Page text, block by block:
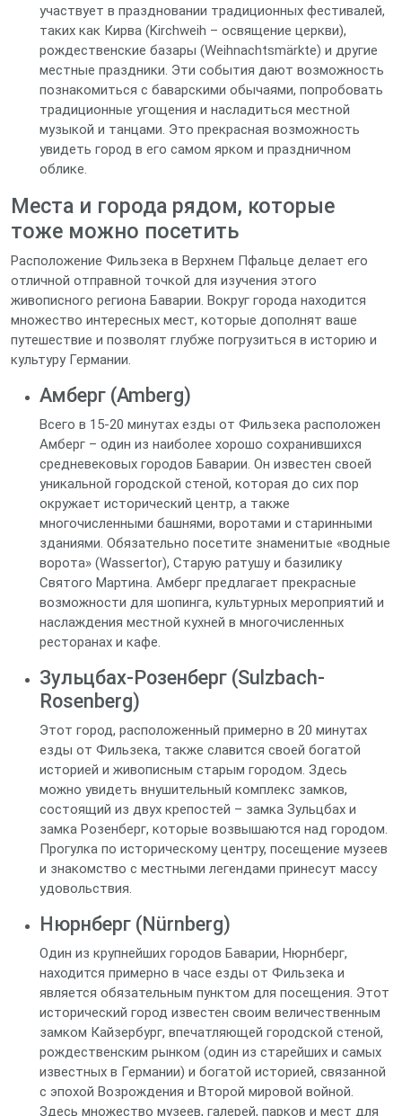
участвует в праздновании традиционных фестивалей,
таких как Кирва (Kirchweih – освящение церкви),
рождественские базары (Weihnachtsmärkte) и другие
местные праздники. Эти события дают возможность
познакомиться с баварскими обычаями, попробовать
традиционные угощения и насладиться местной
музыкой и танцами. Это прекрасная возможность
увидеть город в его самом ярком и праздничном
облике.
Места и города рядом, которые
тоже можно посетить
Расположение Фильзека в Верхнем Пфальце делает его
отличной отправной точкой для изучения этого
живописного региона Баварии. Вокруг города находится
множество интересных мест, которые дополнят ваше
путешествие и позволят глубже погрузиться в историю и
культуру Германии.
Амберг (Amberg)
Всего в 15-20 минутах езды от Фильзека расположен
Амберг – один из наиболее хорошо сохранившихся
средневековых городов Баварии. Он известен своей
уникальной городской стеной, которая до сих пор
окружает исторический центр, а также
многочисленными башнями, воротами и старинными
зданиями. Обязательно посетите знаменитые «водные
ворота» (Wassertor), Старую ратушу и базилику
Святого Мартина. Амберг предлагает прекрасные
возможности для шопинга, культурных мероприятий и
наслаждения местной кухней в многочисленных
ресторанах и кафе.
Зульцбах-Розенберг (Sulzbach-
Rosenberg)
Этот город, расположенный примерно в 20 минутах
езды от Фильзека, также славится своей богатой
историей и живописным старым городом. Здесь
можно увидеть внушительный комплекс замков,
состоящий из двух крепостей – замка Зульцбах и
замка Розенберг, которые возвышаются над городом.
Прогулка по историческому центру, посещение музеев
и знакомство с местными легендами принесут массу
удовольствия.
Нюрнберг (Nürnberg)
Один из крупнейших городов Баварии, Нюрнберг,
находится примерно в часе езды от Фильзека и
является обязательным пунктом для посещения. Этот
исторический город известен своим величественным
замком Кайзербург, впечатляющей городской стеной,
рождественским рынком (один из старейших и самых
известных в Германии) и богатой историей, связанной
с эпохой Возрождения и Второй мировой войной.
Здесь множество музеев, галерей, парков и мест для